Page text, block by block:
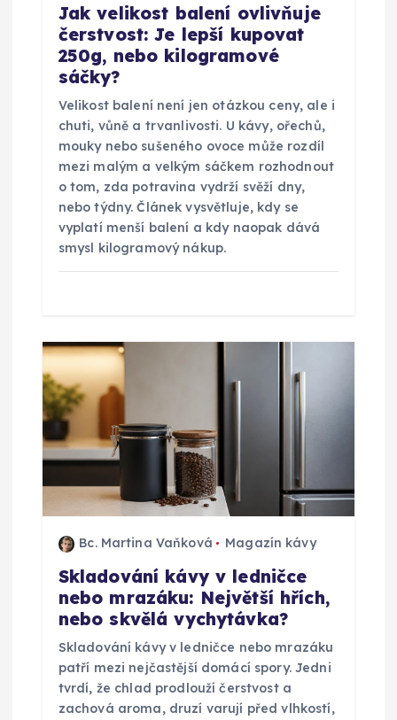
Jak velikost balení ovlivňuje
čerstvost: Je lepší kupovat
250g, nebo kilogramové
sáčky?
Velikost balení není jen otázkou ceny, ale i
chuti, vůně a trvanlivosti. U kávy, ořechů,
mouky nebo sušeného ovoce může rozdíl
mezi malým a velkým sáčkem rozhodnout
o tom, zda potravina vydrží svěží dny,
nebo týdny. Článek vysvětluje, kdy se
vyplatí menší balení a kdy naopak dává
smysl kilogramový nákup.
Bc. Martina Vaňková Magazín kávy
Skladování kávy v ledničce
nebo mrazáku: Největší hřích,
nebo skvělá vychytávka?
Skladování kávy v ledničce nebo mrazáku
patří mezi nejčastější domácí spory. Jedni
tvrdí, že chlad prodlouží čerstvost a
zachová aroma, druzí varují před vlhkostí,